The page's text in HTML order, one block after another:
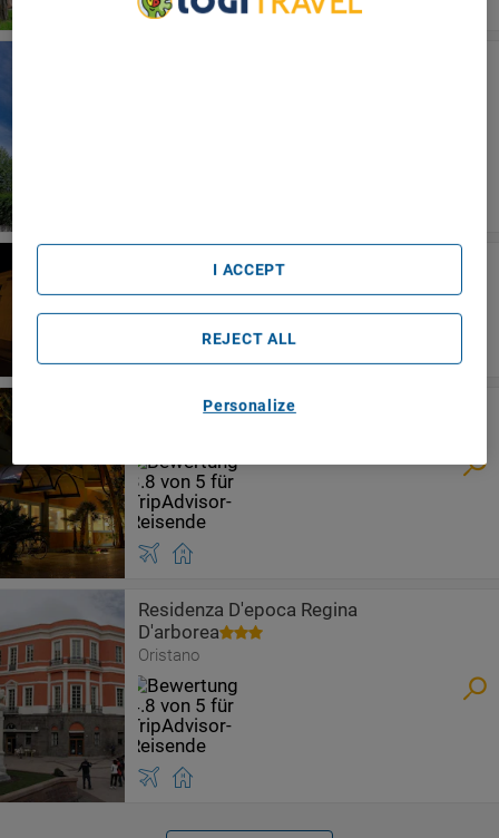
Hotel Duomo
Hotel Mistral 2
Residenza D'epoca Regina
D'arborea
Oristano
Personalize
REJECT ALL
I ACCEPT